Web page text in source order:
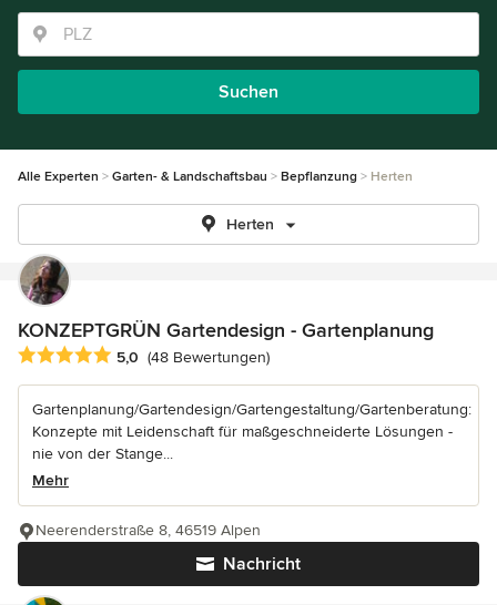
Suchen
Alle Experten Garten- & Landschaftsbau Bepflanzung Herten
Herten
KONZEPTGRÜN Gartendesign - Gartenplanung
Durchschnittliche Bewertung: 5 von 5 Sternen
5,0 (48 Bewertungen)
Gartenplanung/Gartendesign/Gartengestaltung/Gartenberatung:
Konzepte mit Leidenschaft für maßgeschneiderte Lösungen -
nie von der Stange...
Mehr
Nachricht
Neerenderstraße 8, 46519 Alpen